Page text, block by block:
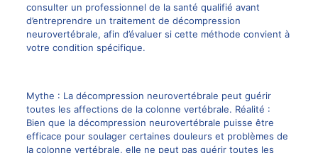
consulter un professionnel de la santé qualifié avant
d’entreprendre un traitement de décompression
neurovertébrale, afin d’évaluer si cette méthode convient à
votre condition spécifique.
Mythe : La décompression neurovertébrale peut guérir
toutes les affections de la colonne vertébrale. Réalité :
Bien que la décompression neurovertébrale puisse être
efficace pour soulager certaines douleurs et problèmes de
la colonne vertébrale, elle ne peut pas guérir toutes les